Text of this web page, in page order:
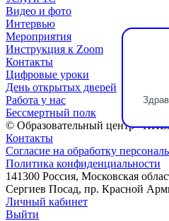
Видео и фото
Интервью
Мероприятия
Инструкция к Zoom
Контакты
Цифровые уроки
День открытых дверей
Работа у нас
Бессмертный полк
© Образовательный центр
Контакты
Согласие на обработку
Политика конфиденциальности
141300 Россия, Московская
Сергиев Посад, пр. Красной
Личный кабинет
Выйти